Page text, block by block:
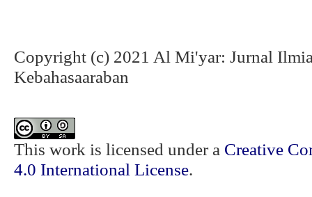
Copyright (c) 2021 Al Mi'yar: Jurnal
Kebahasaaraban
This work is licensed under a Creative
4.0 International License.